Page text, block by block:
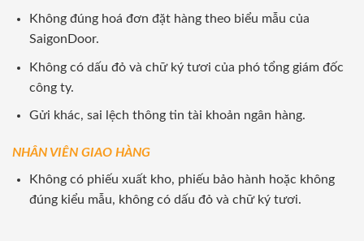
Không đúng hoá đơn đặt hàng theo biểu mẫu của
SaigonDoor.
Không có dấu đỏ và chữ ký tươi của phó tổng giám đốc
công ty.
Gửi khác, sai lệch thông tin tài khoản ngân hàng.
NHÂN VIÊN GIAO HÀNG
Không có phiếu xuất kho, phiếu bảo hành hoặc không
đúng kiểu mẫu, không có dấu đỏ và chữ ký tươi.